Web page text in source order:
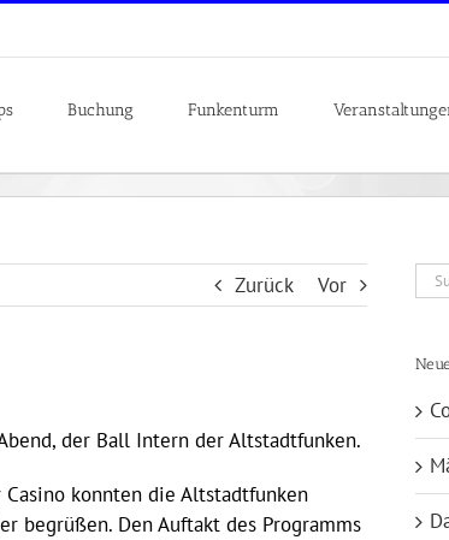
Buchung Funkenturm
Zurück Vor
der Ball Intern der Altstadtfunken.
konnten die Altstadtfunken
begrüßen. Den Auftakt des Programms